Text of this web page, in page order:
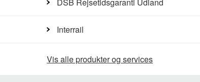
Interrail
Vis alle produkter og services